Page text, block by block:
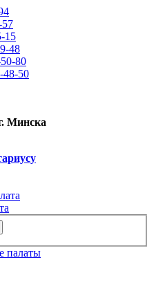
57
15
48
80
48-50
Минска
палаты